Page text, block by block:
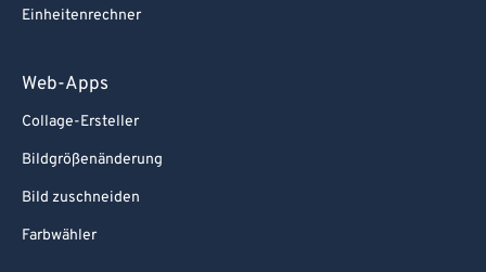
Einheitenrechner
Web-Apps
Collage-Ersteller
Bildgrößenänderung
Bild zuschneiden
Farbwähler